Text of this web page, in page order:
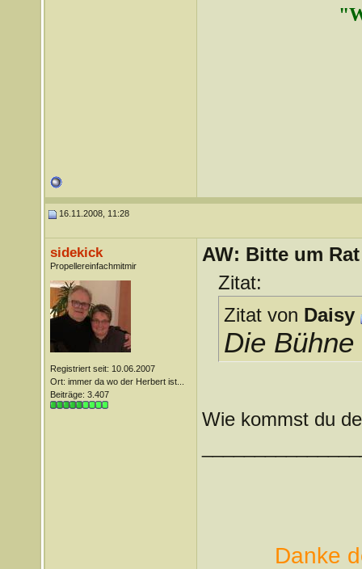
16.11.2008, 11:28
sidekick
Propellereinfachmitmir
Registriert seit: 10.06.2007
Ort: immer da wo der Herbert ist...
Beiträge: 3.407
AW: Bitte um Rat
Zitat:
Zitat von Daisy
Die
Wie kommst du
Danke